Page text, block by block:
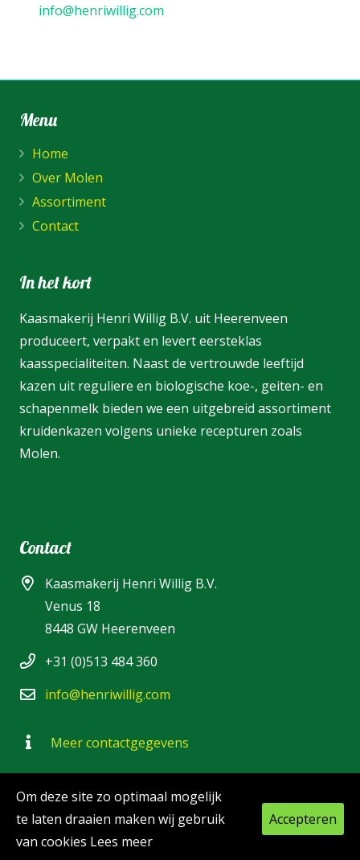
info@henriwillig.com
Menu
Home
Over Molen
Assortiment
Contact
In het kort
Kaasmakerij Henri Willig B.V. uit Heerenveen
produceert, verpakt en levert eersteklas
kaasspecialiteiten. Naast de vertrouwde leeftijd
kazen uit reguliere en biologische koe-, geiten- en
schapenmelk bieden we een uitgebreid assortiment
kruidenkazen volgens unieke recepturen zoals
Molen.
Contact
Kaasmakerij Henri Willig B.V.
Venus 18
8448 GW Heerenveen
+31 (0)513 484 360
info@henriwillig.com
Meer contactgegevens
© 2020 Kaasmakerij Henri Willig B.V. – Heerenveen –
The Netherlands – Alle rechten voorbehouden
Om deze site zo optimaal mogelijk
te laten draaien maken wij gebruik
van cookies Lees meer
Accepteren